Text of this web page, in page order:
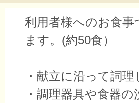
利用者様へのお食
ます。(約50食）
・献立に沿って詞
・調理器具や食器の